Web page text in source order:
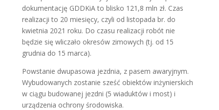
dokumentację GDDKiA to blisko 121,8 mln zł. Czas
realizacji to 20 miesięcy, czyli od listopada br. do
kwietnia 2021 roku. Do czasu realizacji robót nie
będzie się wliczało okresów zimowych (tj. od 15
grudnia do 15 marca).
Powstanie dwupasowa jezdnia, z pasem awaryjnym.
Wybudowanych zostanie sześć obiektów inżynierskich
w ciągu budowanej jezdni (5 wiaduktów i most) i
urządzenia ochrony środowiska.